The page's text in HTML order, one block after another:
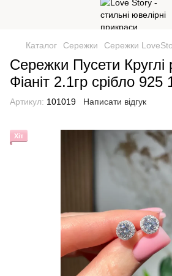
Каталог Сережки Сережки
Сережки Пусети Круглі
Фіаніт 2.1гр срібло 925
Артикул: 101019 Написати відгук
Хіт